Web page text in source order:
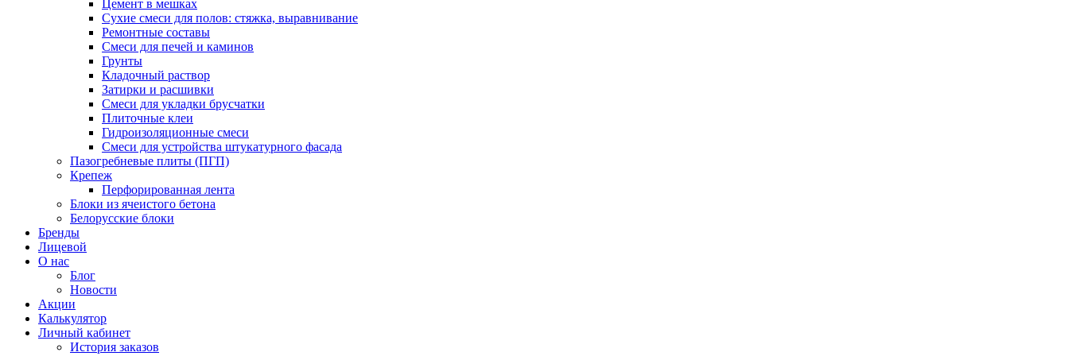
Цемент в мешках
Сухие смеси для полов: стяжка, выравнивание
Ремонтные составы
Смеси для печей и каминов
Грунты
Кладочный раствор
Затирки и расшивки
Смеси для укладки брусчатки
Плиточные клеи
Гидроизоляционные смеси
Смеси для устройства штукатурного фасада
Пазогребневые плиты (ПГП)
Крепеж
Перфорированная лента
Блоки из ячеистого бетона
Белорусские блоки
Бренды
Лицевой
О нас
Блог
Новости
Акции
Калькулятор
Личный кабинет
История заказов